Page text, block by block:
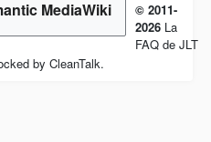
© 2011-
2026 La
FAQ de JLT
by CleanTalk.